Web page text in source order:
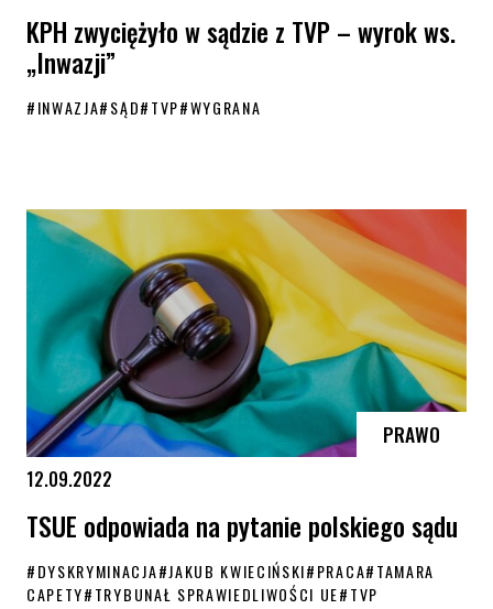
KPH zwyciężyło w sądzie z TVP – wyrok ws.
„Inwazji”
#INWAZJA#SĄD#TVP#WYGRANA
PRAWO
12.09.2022
TSUE odpowiada na pytanie polskiego sądu
#DYSKRYMINACJA#JAKUB KWIECIŃSKI#PRACA#TAMARA
CAPETY#TRYBUNAŁ SPRAWIEDLIWOŚCI UE#TVP